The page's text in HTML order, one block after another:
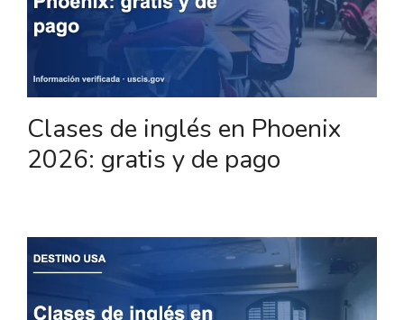
Clases de inglés en Phoenix
2026: gratis y de pago